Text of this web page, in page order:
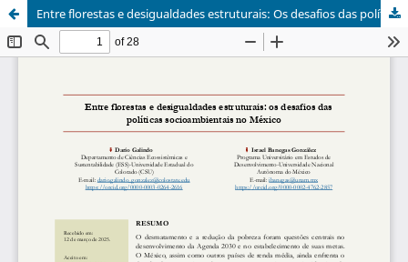
Entre florestas e desigualdades estruturais: Os desafios das políticas socioambientais no México